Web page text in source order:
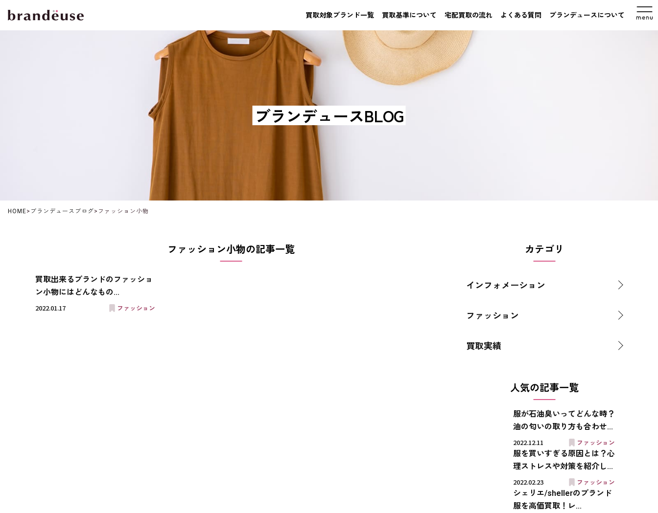
買取対象ブランド一覧 買取基準について 宅配買取の流れ よくある質問 ブランデュースについて
ブランデュースBLOG
HOME> ブランデュースブログ> ファッション小物
ファッション小物の記事一覧
買取出来るブランドのファッショ
ン小物にはどんなもの...
2022.01.17
ファッション
カテゴリ
インフォメーション
ファッション
買取実績
人気の記事一覧
服が石油臭いってどんな時？
油の匂いの取り方も合わせ...
2022.12.11
ファッション
服を買いすぎる原因とは？心
理ストレスや対策を紹介し...
2022.02.23
ファッション
シェリエ/shellerのブランド
服を高価買取！レ...